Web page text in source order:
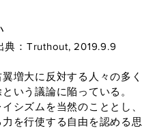
：Truthout, 2019.9.9
増大に反対する人々の多く
いう議論に陥っている。
シズムを当然のこととし、
を行使する自由を認める思